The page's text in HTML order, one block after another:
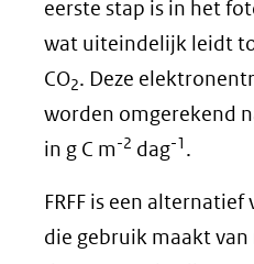
eerste stap is in het
wat uiteindelijk leidt
CO2. Deze
worden omgerekend
in g C m-2 dag-1 .
FRFF is een alternatief
die gebruik maakt